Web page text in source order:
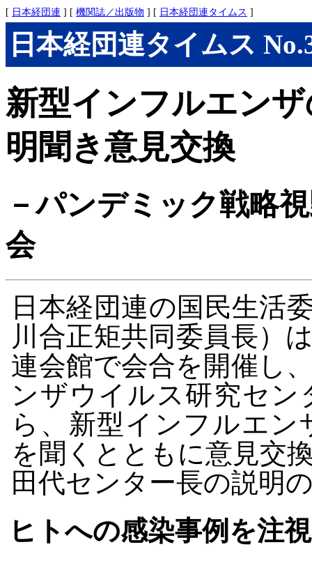
[ 日本経団連 ] [ 機関誌／出版物 ] [ 日本経団連タイムス ]
日本経団連タイムス
新型インフルエン
明聞き意見交換
－パンデミック戦略
会
日本経団連の国民生活
川合正矩共同委員長）
連会館で会合を開催し
ンザウイルス研究セ
ら、新型インフルエ
を聞くとともに意見交
田代センター長の説明
ヒトへの感染事例を注視